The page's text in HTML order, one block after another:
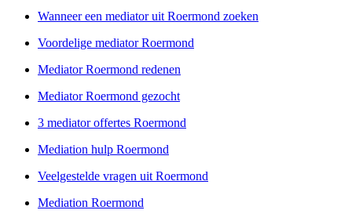
Wanneer een mediator uit Roermond zoeken
Voordelige mediator Roermond
Mediator Roermond redenen
Mediator Roermond gezocht
3 mediator offertes Roermond
Mediation hulp Roermond
Veelgestelde vragen uit Roermond
Mediation Roermond